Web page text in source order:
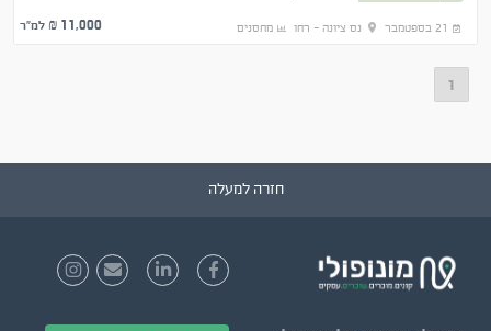
21 בספטמבר
נס ציונה - רחו מחסנים 11,000 ₪ למ"ר
1
חזרה למעלה